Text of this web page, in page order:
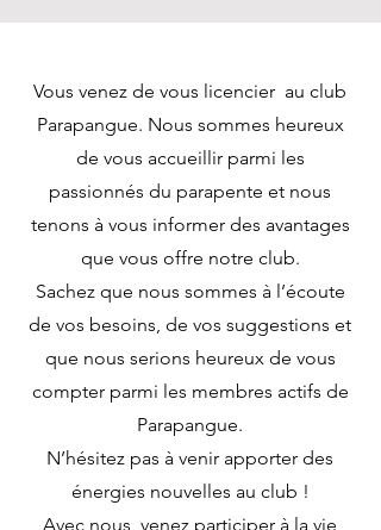
Vous venez de vous licencier au club
Parapangue. Nous sommes heureux
de vous accueillir parmi les
passionnés du parapente et nous
tenons à vous informer des avantages
que vous offre notre club.
Sachez que nous sommes à l’écoute
de vos besoins, de vos suggestions et
que nous serions heureux de vous
compter parmi les membres actifs de
Parapangue.
N’hésitez pas à venir apporter des
énergies nouvelles au club !
Avec nous, venez participer à la vie